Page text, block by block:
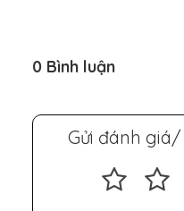
0 Bình luận
Gửi đánh